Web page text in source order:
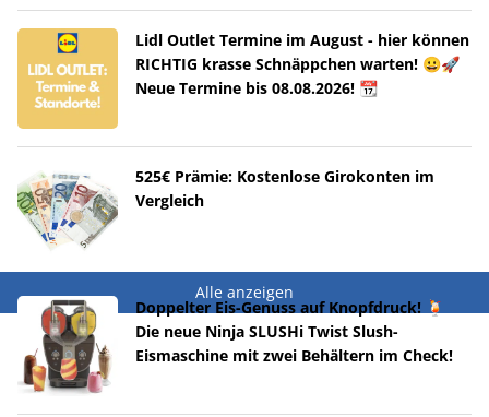
Lidl Outlet Termine im August - hier können
RICHTIG krasse Schnäppchen warten! 😀🚀
Neue Termine bis 08.08.2026! 📆
525€ Prämie: Kostenlose Girokonten im
Vergleich
Alle anzeigen
Doppelter Eis-Genuss auf Knopfdruck! 🍹
Die neue Ninja SLUSHi Twist Slush-
Eismaschine mit zwei Behältern im Check!